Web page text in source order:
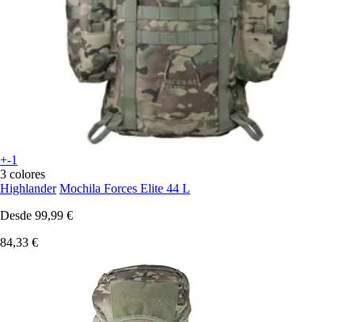
+-1
3 colores
Highlander Mochila Forces Elite 44 L
Desde 99,99 €
84,33 €